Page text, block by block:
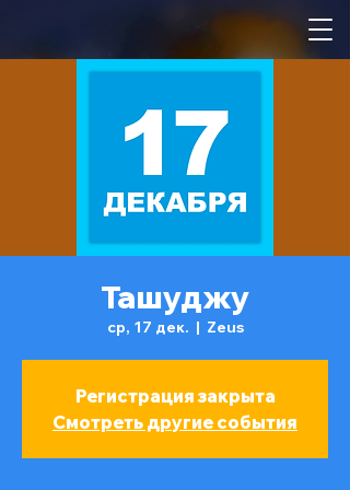
Ташуджу
ср, 17 дек.
  |
Zeus
Регистрация закрыта
Смотреть другие события